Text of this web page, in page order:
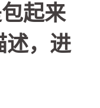
起来
述，进